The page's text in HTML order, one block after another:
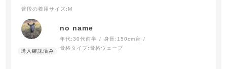
普段の着用サイズ:M
no name
年代:30代前半 身長: 150cm台
骨格タイプ:骨格ウェーブ